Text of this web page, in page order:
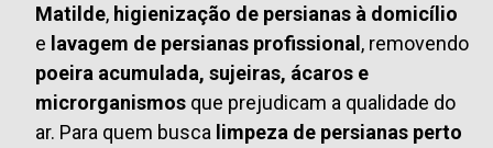
Matilde, higienização de persianas à domicílio
e lavagem de persianas profissional, removendo
poeira acumulada, sujeiras, ácaros e
microrganismos que prejudicam a qualidade do
ar. Para quem busca limpeza de persianas perto